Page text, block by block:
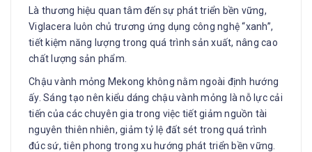
Là thương hiệu quan tâm đến sự phát triển bền vững,
Viglacera luôn chủ trương ứng dụng công nghệ “xanh”,
tiết kiệm năng lượng trong quá trình sản xuất, nâng cao
chất lượng sản phẩm.
Chậu vành mỏng Mekong không nằm ngoài định hướng
ấy. Sáng tạo nên kiểu dáng chậu vành mỏng là nỗ lực cải
tiến của các chuyên gia trong việc tiết giảm nguồn tài
nguyên thiên nhiên, giảm tỷ lệ đất sét trong quá trình
đúc sứ, tiên phong trong xu hướng phát triển bền vững.